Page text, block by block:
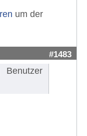
um der
#1483
Benutzer